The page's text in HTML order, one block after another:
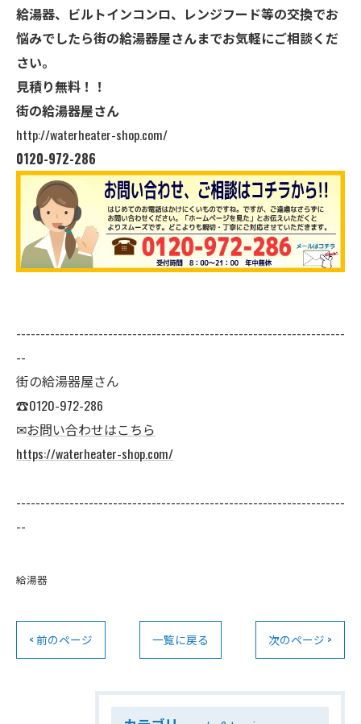
給湯器、ビルトインコンロ、レンジフード等の交換でお
悩みでしたら街の給湯器屋さんまでお気軽にご相談くだ
さい。
見積り無料！！
街の給湯器屋さん
http://waterheater-shop.com/
0120-972-286
--------------------------------------------------------------------
--
街の給湯器屋さん
☎0120-972-286
✉お問い合わせはこちら
https://waterheater-shop.com/
--------------------------------------------------------------------
--
給湯器
< 前のページ 一覧に戻る 次のページ >